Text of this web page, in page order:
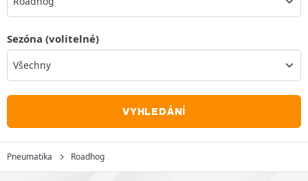
Sezóna (volitelné)
VYHLEDÁNÍ
Pneumatika Roadhog